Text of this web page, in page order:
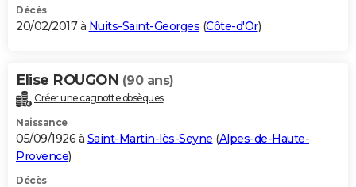
Décès
20/02/2017 à Nuits-Saint-Georges (Côte-d'Or)
Elise ROUGON (90 ans)
Créer une cagnotte obsèques
Naissance
05/09/1926 à Saint-Martin-lès-Seyne (Alpes-de-Haute-
Provence)
Décès